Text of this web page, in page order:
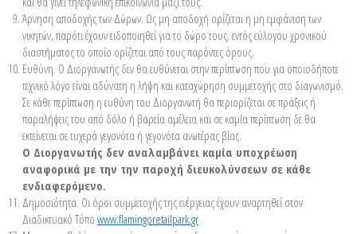
Άρνηση αποδοχής των Δώρων. Ως μη αποδοχή ορίζεται η μη εμφάνιση των
νικητών, παρότι έχουν ειδοποιηθεί για το δώρο τους, εντός εύλογου χρονικού
διαστήματος το οποίο ορίζεται από τους παρόντες όρους.
Ευθύνη. Ο Διοργανωτής δεν θα ευθύνεται στην περίπτωση που για οποιοδήποτε
τεχνικό λόγο είναι αδύνατη η λήψη και καταχώρηση συμμετοχής στο διαγωνισμό.
Σε κάθε περίπτωση η ευθύνη του Διοργανωτή θα περιορίζεται σε πράξεις ή
παραλήψεις του από δόλο ή βαρεία αμέλεια και σε καμία περίπτωση δε θα
εκτείνεται σε τυχερά γεγονότα ή γεγονότα ανωτέρας βίας.
Ο Διοργανωτής δεν αναλαμβάνει καμία υποχρέωση
αναφορικά με την την παροχή διευκολύνσεων σε κάθε
ενδιαφερόμενο.
Δημοσιότητα. Οι όροι συμμετοχής της ενέργειας έχουν αναρτηθεί στον
Διαδικτυακό Τόπο www.flamingoretailpark.gr